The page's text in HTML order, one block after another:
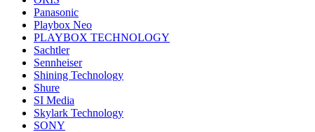
Panasonic
Playbox Neo
PLAYBOX TECHNOLOGY
Sachtler
Sennheiser
Shining Technology
Shure
SI Media
Skylark Technology
SONY